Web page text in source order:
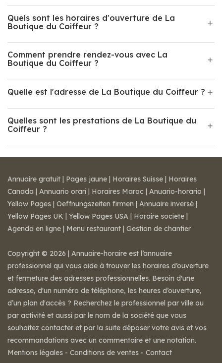
Quels sont les horaires d'ouverture de La
Boutique du Coiffeur ?
Comment prendre rendez-vous avec La
Boutique du Coiffeur ?
Quelle est l'adresse de La Boutique du Coiffeur ?
Quelles sont les prestations de La Boutique du
Coiffeur ?
Annuaire gratuit | Pages jaune | Horaires Suisse | Horaires
Canada | Annuario orari | Horaires Maroc | Anuario-horario |
Yellow Pages | Oeffnungszeiten firmen | Annuaire inversé |
Yellow Pages UK | Yellow Pages USA | Horaire societe |
Agenda en ligne | Menu restaurant | Gestion de chantier
Copyright © 2026 | Annuaire-horaire est l’annuaire
professionnel qui vous aide à trouver les horaires d’ouverture
et fermeture des adresses professionnelles. Besoin d'une
adresse, d'un numéro de téléphone, les heures d’ouverture,
d’un plan d'accès ? Recherchez le professionnel par ville ou
par activité et aussi par le nom de la société que vous
souhaitez contacter et par la suite déposer votre avis et vos
recommandations avec un commentaire et une notation.
Mentions légales - Conditions de ventes - Contact